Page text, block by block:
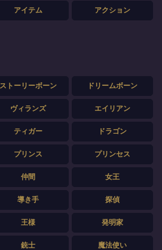
アイテム アクション
ストーリーボーン ドリームボーン
ヴィランズ エイリアン
ティガー ドラゴン
プリンス プリンセス
仲間 女王
導き手 探偵
王様 発明家
銃士 魔法使い